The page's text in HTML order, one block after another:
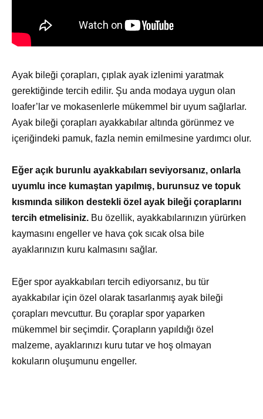
Ayak bileği çorapları, çıplak ayak izlenimi yaratmak
gerektiğinde tercih edilir. Şu anda modaya uygun olan
loafer’lar ve mokasenlerle mükemmel bir uyum sağlarlar.
Ayak bileği çorapları ayakkabılar altında görünmez ve
içeriğindeki pamuk, fazla nemin emilmesine yardımcı olur.
Eğer açık burunlu ayakkabıları seviyorsanız, onlarla
uyumlu ince kumaştan yapılmış, burunsuz ve topuk
kısmında silikon destekli özel ayak bileği çoraplarını
tercih etmelisiniz. Bu özellik, ayakkabılarınızın yürürken
kaymasını engeller ve hava çok sıcak olsa bile
ayaklarınızın kuru kalmasını sağlar.
Eğer spor ayakkabıları tercih ediyorsanız, bu tür
ayakkabılar için özel olarak tasarlanmış ayak bileği
çorapları mevcuttur. Bu çoraplar spor yaparken
mükemmel bir seçimdir. Çorapların yapıldığı özel
malzeme, ayaklarınızı kuru tutar ve hoş olmayan
kokuların oluşumunu engeller.